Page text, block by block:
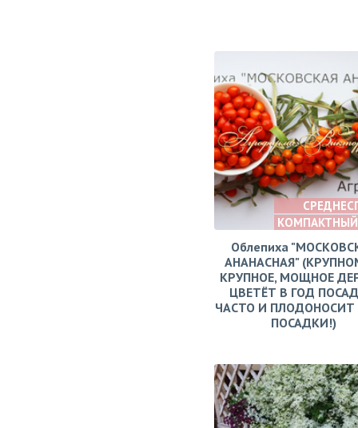
Облепиха
АНАНАСНАЯ"
КРУПНОЕ, МОЩНОЕ
ЦВЕТЁТ В ГОД
ЧАСТО И ПЛОДОНОСИТ
ПОСАДКИ!)